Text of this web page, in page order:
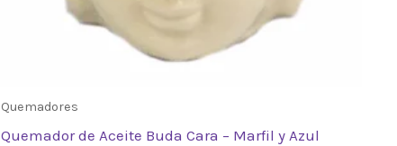
Quemadores
Quemador de Aceite Buda Cara – Marfil y Azul